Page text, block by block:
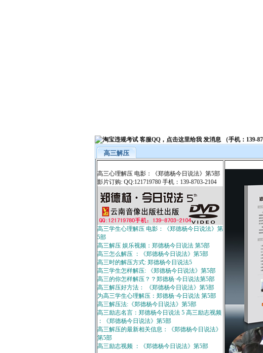
高三解压
高三心理解压 电影：《郑德杨今日说法》第5部
影片订购: QQ:121719780 手机：139-8703-2104
高三学生心理解压 电影：《郑德杨今日说法》第
5部
高三解压 娱乐视频：郑德杨今日说法 第5部
高三怎么解压 ：《郑德杨今日说法》第5部
高三时的解压方式: 郑德杨今日说法5
高三学生怎样解压: 《郑德杨今日说法》第5部
高三的你怎样解压？？郑德杨·今日说法第5部
高三解压好方法： 《郑德杨今日说法》第5部
为高三学生心理解压：郑德杨·今日说法 第5部
高三解压法:《郑德杨今日说法》第5部
高三励志名言：郑德杨今日说法 5 高三励志视频
：《郑德杨今日说法》第5部
高三解压的最新相关信息：《郑德杨今日说法》
第5部
高三励志视频 ：《郑德杨今日说法》第5部